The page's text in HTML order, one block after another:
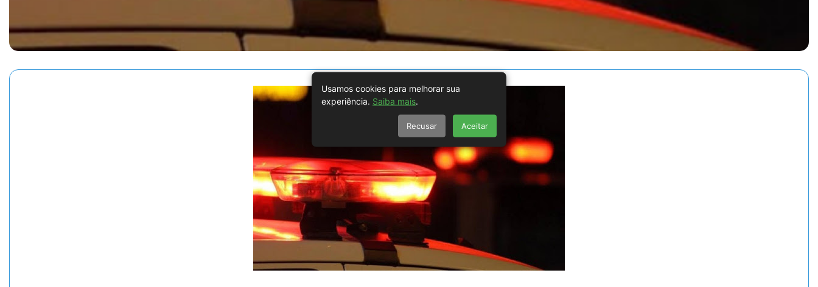
Usamos cookies para melhorar sua
experiência. Saiba mais
Recusar Aceitar